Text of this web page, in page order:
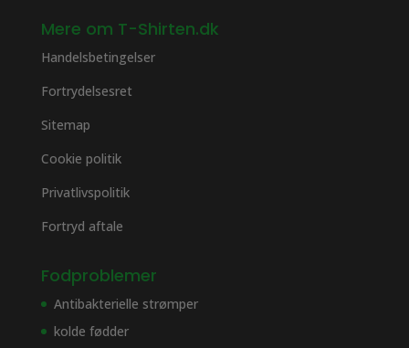
Mere om T-Shirten.dk
Handelsbetingelser
Fortrydelsesret
Sitemap
Cookie politik
Privatlivspolitik
Fortryd aftale
Fodproblemer
Antibakterielle strømper
kolde fødder